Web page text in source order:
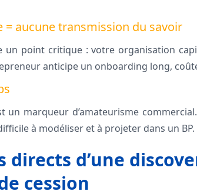
= aucune transmission du savoir
un point critique : votre organisation
anticipe un onboarding long,
un marqueur d’amateurisme
à modéliser et à projeter dans un BP.
directs d’une
cession